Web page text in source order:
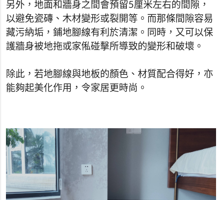
另外，地面和牆身之間會預留5厘米左右的間隙，
以避免瓷磚、木材變形或裂開等。而那條間隙容易
藏污納垢，鋪地腳線有利於清潔。同時，又可以保
護牆身被地拖或家俬碰擊所導致的變形和破壞。
除此，若地腳線與地板的顏色、材質配合得好，亦
能夠起美化作用，令家居更時尚。